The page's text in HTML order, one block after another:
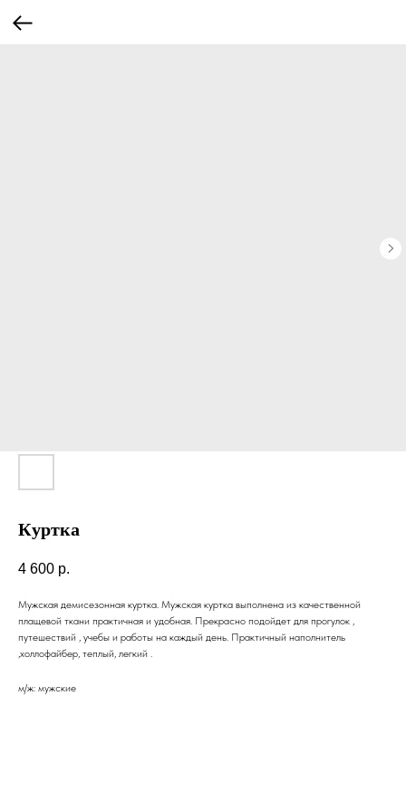
Куртка
4 600 р.
Мужская демисезонная куртка. Мужская куртка выполнена из качественной
плащевой ткани практичная и удобная. Прекрасно подойдет для прогулок ,
путешествий , учебы и работы на каждый день. Практичный наполнитель
,холлофайбер, теплый, легкий .
м/ж: мужские